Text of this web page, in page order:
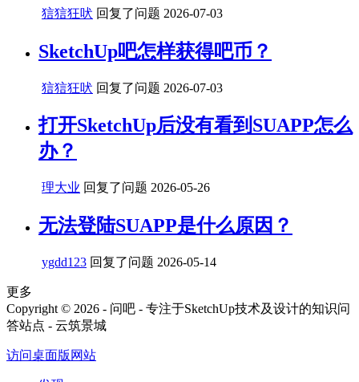
狺狺狂吠 回复了问题 2026-07-03
SketchUp吧怎样获得吧币？
狺狺狂吠 回复了问题 2026-07-03
打开SketchUp后没有看到SUAPP怎么
办？
理大业 回复了问题 2026-05-26
无法登陆SUAPP是什么原因？
ygdd123 回复了问题 2026-05-14
更多
Copyright © 2026 - 问吧 - 专注于SketchUp技术及设计的知识问
答站点 - 云筑景城
访问桌面版网站